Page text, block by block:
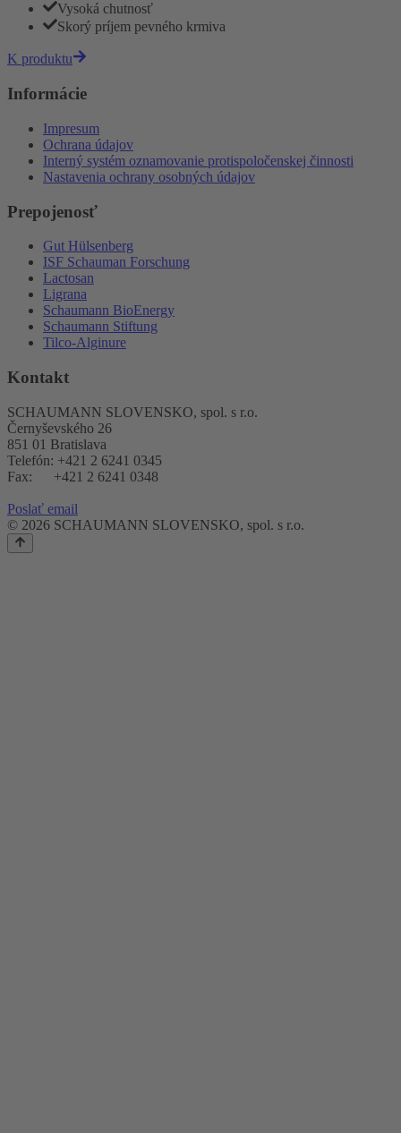
Vysoká chutnosť
Skorý príjem pevného krmiva
K produktu
Informácie
Impresum
Ochrana údajov
Interný systém oznamovanie protispoločenskej činnosti
Nastavenia ochrany osobných údajov
Prepojenosť
Gut Hülsenberg
ISF Schauman Forschung
Lactosan
Ligrana
Schaumann BioEnergy
Schaumann Stiftung
Tilco-Alginure
Kontakt
SCHAUMANN SLOVENSKO, spol. s r.o.
Černyševského 26
851 01 Bratislava
Telefón: +421 2 6241 0345
Fax: +421 2 6241 0348
Poslať email
© 2026 SCHAUMANN SLOVENSKO, spol. s r.o.